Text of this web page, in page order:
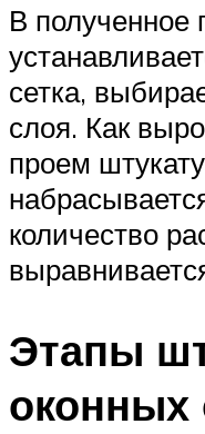
В полученное
сетка,
слоя. Как
проем
количество
Этапы
оконных